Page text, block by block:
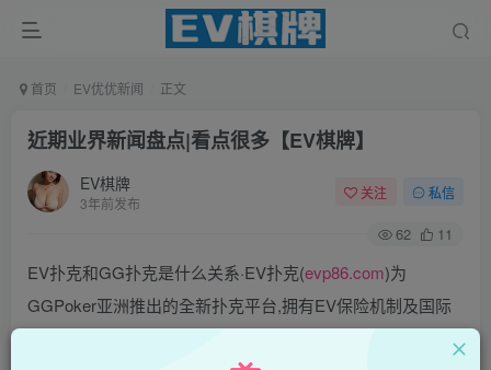
首页 EV优优新闻 正文
近期业界新闻盘点|看点很多【EV棋牌】
EV棋牌
3年前发布
关注 私信
62 11
EV扑克和GG扑克是什么关系·EV扑克(evp86.com)为
GGPoker亚洲推出的全新扑克平台,拥有EV保险机制及国际